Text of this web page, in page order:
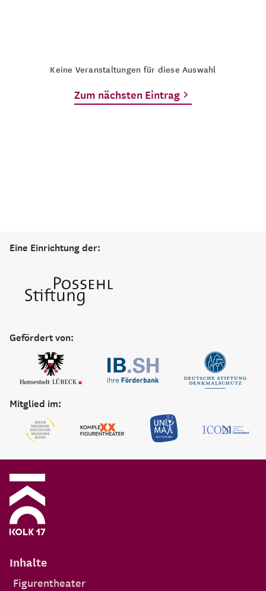
Keine Veranstaltungen für diese Auswahl
Zum nächsten Eintrag
Eine Einrichtung der:
Gefördert von:
Mitglied im:
Inhalte
Figurentheater